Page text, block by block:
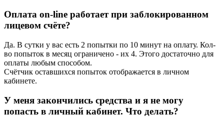
Оплата on-line работает при заблокированном
лицевом счёте?
Да. В сутки у вас есть 2 попытки по 10 минут на оплату. Кол-
во попыток в месяц ограничено - их 4. Этого достаточно для
оплаты любым способом.
Счётчик оставшихся попыток отображается в личном
кабинете.
У меня закончились средства и я не могу
попасть в личный кабинет. Что делать?